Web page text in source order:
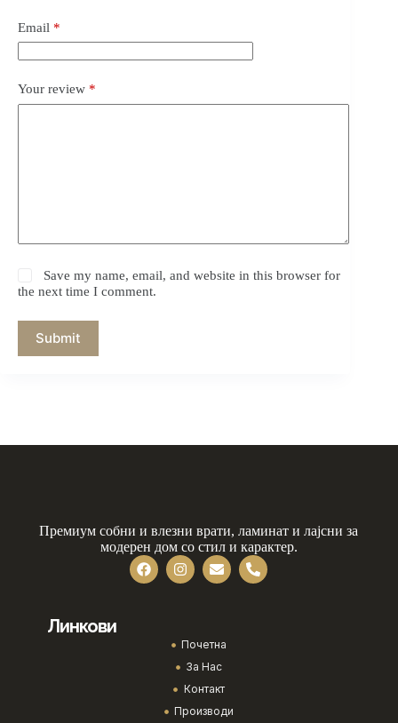
Email *
Your review *
Save my name, email, and website in this browser for
the next time I comment.
Submit
Премиум собни и влезни врати, ламинат и лајсни за
модерен дом со стил и карактер.
Линкови
Почетна
За Нас
Контакт
Производи